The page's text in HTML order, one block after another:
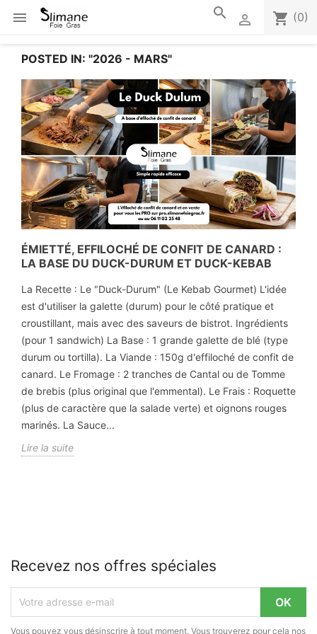
 shopping_cart (0)

search
POSTED IN: "2026 - MARS"
ÉMIETTÉ, EFFILOCHÉ DE CONFIT DE CANARD :
LA BASE DU DUCK-DURUM ET DUCK-KEBAB
La Recette : Le "Duck-Durum" (Le Kebab Gourmet) L'idée
est d'utiliser la galette (durum) pour le côté pratique et
croustillant, mais avec des saveurs de bistrot. Ingrédients
(pour 1 sandwich) La Base : 1 grande galette de blé (type
durum ou tortilla). La Viande : 150g d'effiloché de confit de
canard. Le Fromage : 2 tranches de Cantal ou de Tomme
de brebis (plus original que l'emmental). Le Frais : Roquette
(plus de caractère que la salade verte) et oignons rouges
marinés. La Sauce...
Lire la suite
Recevez nos offres spéciales
Vous pouvez vous désinscrire à tout moment. Vous trouverez pour cela nos